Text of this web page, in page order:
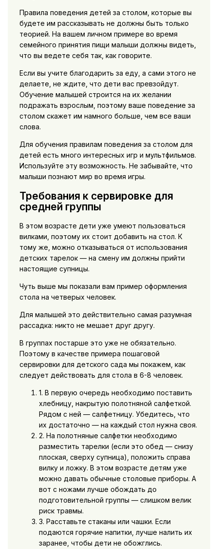
Правила поведения детей за столом, которые вы
будете им рассказывать не должны быть только
теорией. На вашем личном примере во время
семейного принятия пищи малыши должны видеть,
что вы ведете себя так, как говорите.
Если вы учите благодарить за еду, а сами этого не
делаете, не ждите, что дети вас превзойдут.
Обучение малышей строится на их желании
подражать взрослым, поэтому ваше поведение за
столом скажет им намного больше, чем все ваши
слова.
Для обучения правилам поведения за столом для
детей есть много интересных игр и мультфильмов.
Используйте эту возможность. Не забывайте, что
малыши познают мир во время игры.
Требования к сервировке для
средней группы
В этом возрасте дети уже умеют пользоваться
вилками, поэтому их стоит добавить на стол. К
тому же, можно отказываться от использования
детских тарелок — на смену им должны прийти
настоящие супницы.
Чуть выше мы показали вам пример оформления
стола на четверых человек.
Для малышей это действительно самая разумная
рассадка: никто не мешает друг другу.
В группах постарше это уже не обязательно.
Поэтому в качестве примера пошаговой
сервировки для детского сада мы покажем, как
следует действовать для стола в 6-8 человек.
1. В первую очередь необходимо поставить
хлебницу, накрытую полотняной салфеткой.
Рядом с ней — салфетницу. Убедитесь, что
их достаточно — на каждый стол нужна своя.
2. На полотняные салфетки необходимо
разместить тарелки (если это обед — снизу
плоская, сверху супница), положить справа
вилку и ложку. В этом возрасте детям уже
можно давать обычные столовые приборы. А
вот с ножами лучше обождать до
подготовительной группы — слишком велик
риск травмы.
3. Расставьте стаканы или чашки. Если
подаются горячие напитки, лучше налить их
заранее, чтобы дети не обожглись.